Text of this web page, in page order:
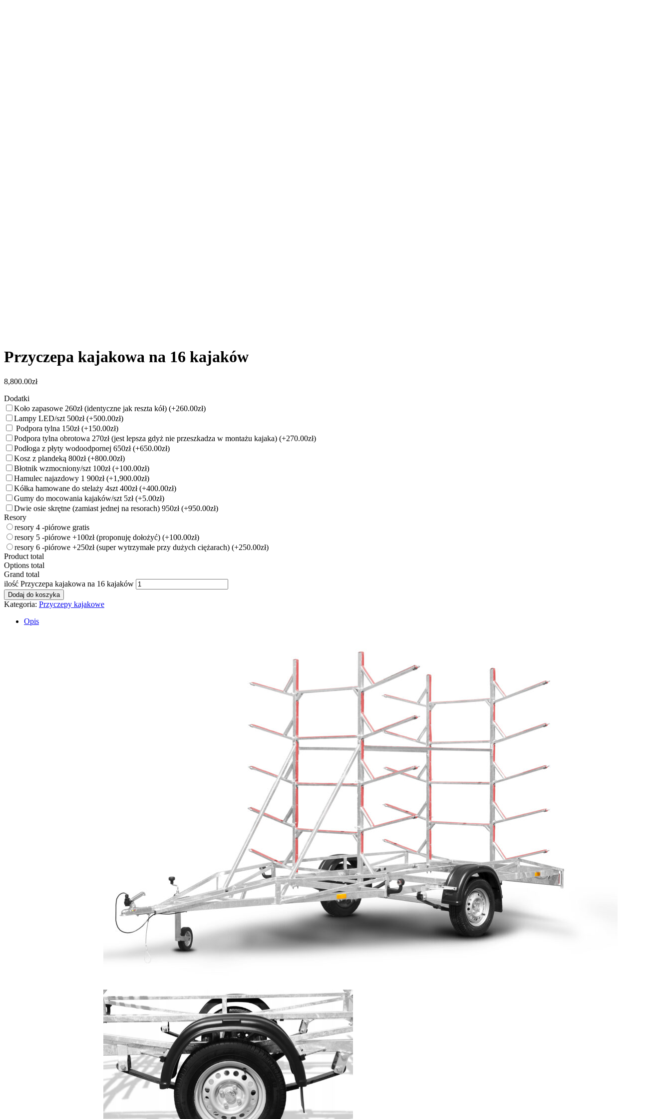
Przyczepa kajakowa na 16 kajaków
8,800.00zł
Dodatki
Koło zapasowe 260zł (identyczne jak reszta kół) (+260.00zł)
Lampy LED/szt 500zł(+500.00zł)
Podpora tylna 150zł(+150.00zł)
Podpora tylna obrotowa 270zł (jest lepsza gdyż nie przeszkadza w montażu kajaka) (+270.00zł)
Podłoga z płyty wodoodpornej 650zł(+650.00zł)
Kosz z plandeką 800zł(+800.00zł)
Błotnik wzmocniony/szt 100zł(+100.00zł)
Hamulec najazdowy 1 900zł(+1,900.00zł)
Kółka hamowane do stelaży 4szt 400zł(+400.00zł)
Gumy do mocowania kajaków/szt 5zł(+5.00zł)
Dwie osie skrętne (zamiast jednej na resorach) 950zł(+950.00zł)
Resory
resory 4 -piórowe gratis
resory 5 -piórowe +100zł (proponuję dołożyć) (+100.00zł)
resory 6 -piórowe +250zł (super wytrzymałe przy dużych ciężarach) (+250.00zł)
Product total
Options total
Grand total
ilość Przyczepa kajakowa na 16 kajaków
Dodaj do koszyka
Kategoria: Przyczepy kajakowe
Opis